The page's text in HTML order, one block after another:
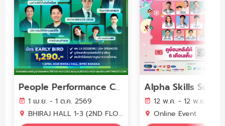
People Performance Conference (PPC2026) - YEAR OF WORK LIFE INTELLIGENCE
1 เม.ย. - 1 ต.ค. 2569
BHIRAJ HALL 1-3 (2ND FLOOR) BITEC BANGNA
12 พ.ค. - 12 พ.ย. 2569
Online Event